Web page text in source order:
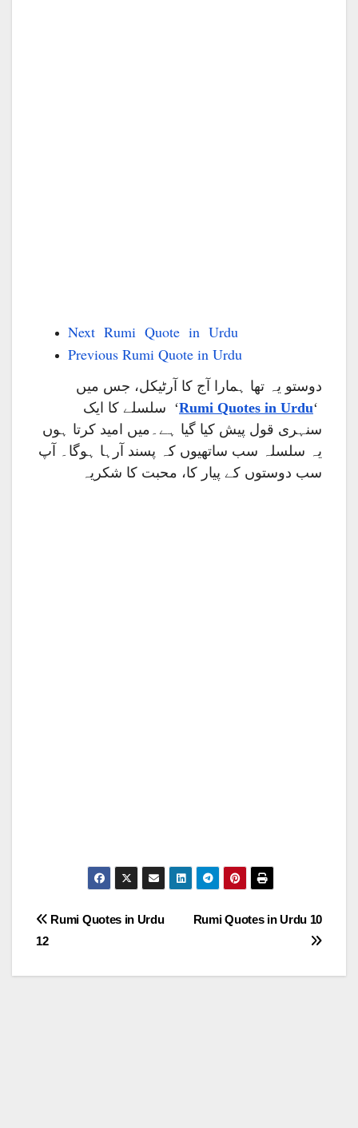
Next Rumi Quote in Urdu
Previous Rumi Quote in Urdu
دوستو یہ تھا ہمارا آج کا آرٹیکل، جس میں
‘
Rumi Quotes in Urdu‘ سلسلے کا ایک
سنہری قول پیش کیا گیا ہے۔میں امید کرتا ہوں
یہ سلسلہ سب ساتھیوں کہ پسند آرہا ہوگا۔ آپ
سب دوستوں کے پیار کا، محبت کا شکریہ
Post
Rumi Quotes in Urdu 10
Rumi Quotes in Urdu
12